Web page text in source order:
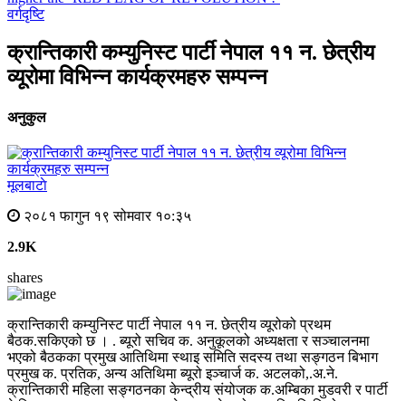
वर्गदृष्टि
क्रान्तिकारी कम्युनिस्ट पार्टी नेपाल ११ न. छेत्रीय
व्यूरोमा विभिन्न कार्यक्रमहरु सम्पन्न
अनुकुल
मूलबाटाे
२०८१ फागुन १९ सोमवार १०:३५
2.9K
shares
क्रान्तिकारी कम्युनिस्ट पार्टी नेपाल ११ न. छेत्रीय व्यूरोको प्रथम
बैठक.सकिएको छ । . ब्यूरो सचिव क. अनुकूलको अध्यक्षता र सञ्चालनमा
भएको बैठकका प्रमुख आतिथिमा स्थाइ समिति सदस्य तथा सङ्गठन बिभाग
प्रमुख क. प्रतिक, अन्य अतिथिमा ब्यूरो इञ्चार्ज क. अटलको,.अ.ने.
क्रान्तिकारी महिला सङ्गठनका केन्द्रीय संयोजक क.अम्बिका मुडवरी र पार्टी